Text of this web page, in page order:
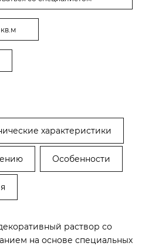
характеристики
Особенности
раствор со
на основе специальных